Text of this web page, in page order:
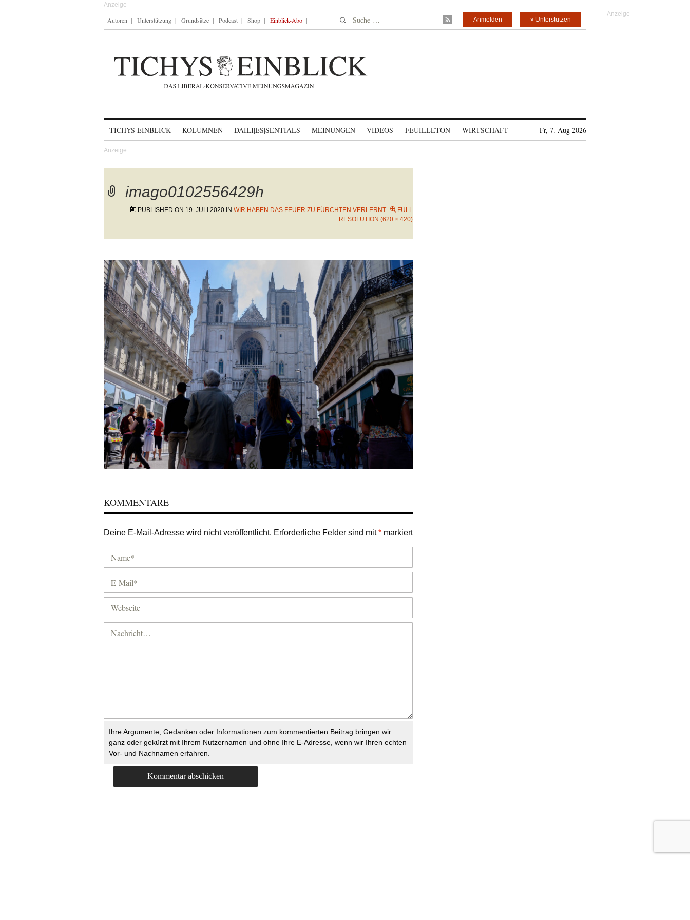
Autoren Unterstützung Grundsätze Podcast Shop Einblick-Abo Suche nach: » Unterstützen
Anmelden
TICHYS EINBLICK KOLUMNEN DAILI|ES|SENTIALS MEINUNGEN VIDEOS FEUILLETON WIRTSCHAFT Fr, 7. Aug 2026
imago0102556429h
PUBLISHED ON 19. JULI 2020 IN WIR HABEN DAS FEUER ZU FÜRCHTEN VERLERNT
FULL
RESOLUTION (620 × 420)
KOMMENTARE
Deine E-Mail-Adresse wird nicht veröffentlicht. Erforderliche Felder sind mit* markiert
Ihre Argumente, Gedanken oder Informationen zum kommentierten Beitrag bringen wir
ganz oder gekürzt mit Ihrem Nutzernamen und ohne Ihre E-Adresse, wenn wir Ihren echten
Vor- und Nachnamen erfahren.